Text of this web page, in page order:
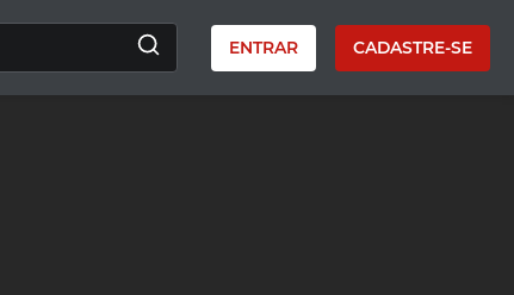
ENTRAR CADASTRE-SE